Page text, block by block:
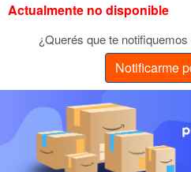
Actualmente no disponible
¿Querés que te
Notificarme